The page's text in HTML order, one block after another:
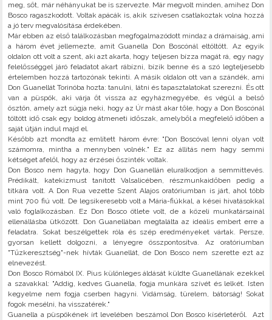
meg, sőt, már néhányukat be is szervezte. Már megvolt minden, amihez Don
Bosco ragaszkodott. Voltak apácák is, akik szívesen csatlakoztak volna hozzá
a jó terv megvalósítása érdekében.
Már ebben az első találkozásban megfogalmazódott mindaz a drámaiság, ami
a három évet jellemezte, amit Guanella Don Boscónál eltöltött. Az egyik
oldalon ott volt a szent, aki azt akarta, hogy teljesen bízza magát rá, egy nagy
felelősséggel járó feladatot akart rábízni, bízik benne és a szó legteljesebb
értelemben hozzá tartozónak tekinti. A másik oldalon ott van a szándék, ami
Don Guanellát Torinóba hozta: tanulni, látni és tapasztalatokat szerezni. És ott
van a püspök, aki várja őt vissza az egyházmegyébe, és végül a belső
ösztön, amely azt súgja neki, hogy az Úr mást akar tőle, hogy a Don Boscónál
töltött idő csak egy boldog átmeneti időszak, amelyből a megfelelő időben a
saját útján indul majd el.
Később azt mondta az említett három évre: "Don Boscóval lenni olyan volt
számomra, mintha a mennyben volnék." Ez az állítás nem hagy semmi
kétséget afelől, hogy az érzései őszinték voltak.
Don Bosco nem hagyta, hogy Don Guanellán eluralkodjon a semmittevés.
Prédikált, katekizmust tanított Valsalicében, részmunkaidőben pedig a
titkára volt. A Don Rua vezette Szent Alajos oratóriumban is járt, ahol több
mint 700 fiú volt. De legsikeresebb volt a Mária-fiúkkal, a kései hivatásokkal
való foglalkozásban. Ez Don Bosco ötlete volt, de a közeli munkatársainál
ellenállásba ütközött. Don Guanellában megtalálta az ideális embert erre a
feladatra. Sokat beszélgettek róla és szép eredményeket vártak. Persze,
gyorsan kellett dolgozni, a lényegre összpontosítva. Az oratóriumban
"Tűzkeresztség"-nek hívták Guanellát, de Don Bosco nem szerette ezt az
elnevezést.
Don Bosco Rómából IX. Pius különleges áldását küldte Guanellának ezekkel
a szavakkal: "Addig, kedves Guanella, fogja munkára szívét és lelkét. Isten
kegyelme nem fogja cserben hagyni. Vidámság, türelem, bátorság! Sokat
fogok mesélni, ha visszatérek."
Guanella a püspökének írt levelében beszámol Don Bosco kísérletéről. Azt